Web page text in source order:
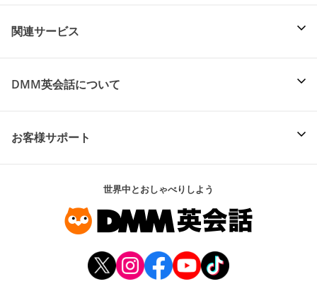
関連サービス
DMM英会話について
お客様サポート
世界中とおしゃべりしよう